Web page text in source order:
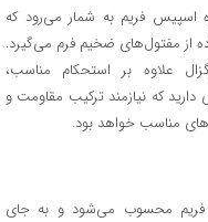
فریم به شمار می‌رود که
از مفتول‌های ضخیم فرم می‌گیرد.
علاوه بر استحکام مناسب،
که نیازمند ترکیب مقاومت و
مناسب خواهد بود.
محسوب می‌شود و به جای